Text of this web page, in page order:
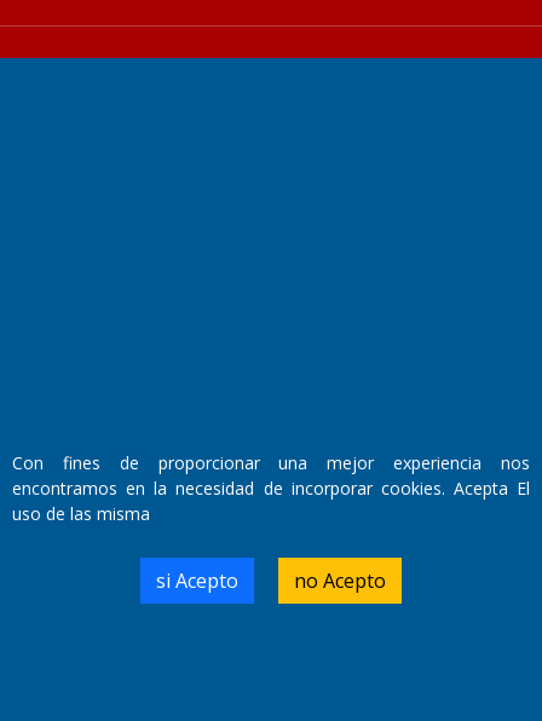
Domicilio Legal: José Ingenieros 855,
Número de Registro DNDA:
RL-2019-55551274-APN-DNDA#MJ
Con fines de proporcionar una mejor experiencia nos
encontramos en la necesidad de incorporar cookies. Acepta El
uso de las misma
si Acepto no Acepto